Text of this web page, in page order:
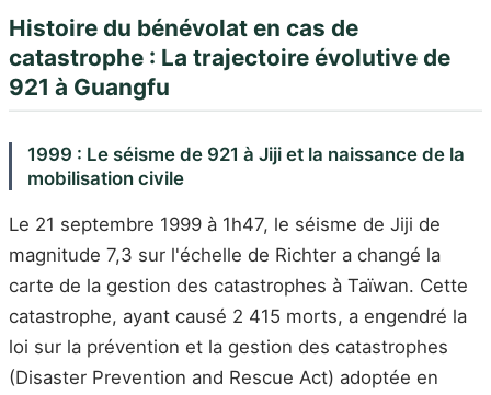
Histoire du bénévolat en cas de
catastrophe : La trajectoire évolutive de
921 à Guangfu
1999 : Le séisme de 921 à Jiji et la naissance de la
mobilisation civile
Le 21 septembre 1999 à 1h47, le séisme de Jiji de
magnitude 7,3 sur l'échelle de Richter a changé la
carte de la gestion des catastrophes à Taïwan. Cette
catastrophe, ayant causé 2 415 morts, a engendré la
loi sur la prévention et la gestion des catastrophes
(Disaster Prevention and Rescue Act) adoptée en